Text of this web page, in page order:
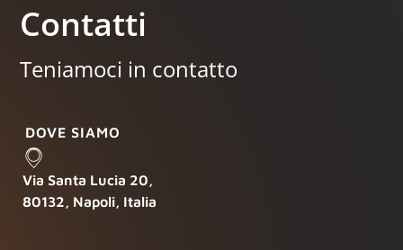
Contatti
Teniamoci in contatto
DOVE SIAMO
Via Santa Lucia 20,
80132, Napoli, Italia